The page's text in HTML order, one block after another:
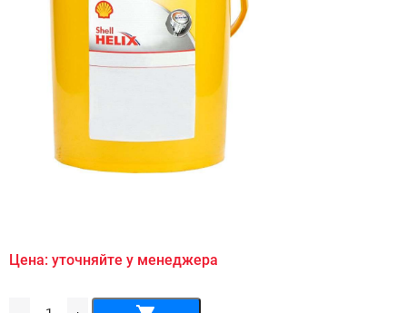
Цена: уточняйте у менеджера
Количество